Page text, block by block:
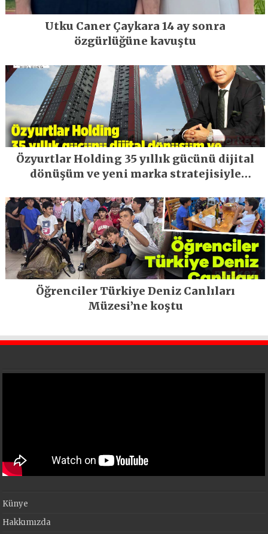
Utku Caner Çaykara 14 ay sonra
özgürlüğüne kavuştu
Özyurtlar Holding 35 yıllık gücünü dijital
dönüşüm ve yeni marka stratejisiyle
Öğrenciler Türkiye Deniz Canlıları
Müzesi’ne koştu
Künye
Hakkımızda